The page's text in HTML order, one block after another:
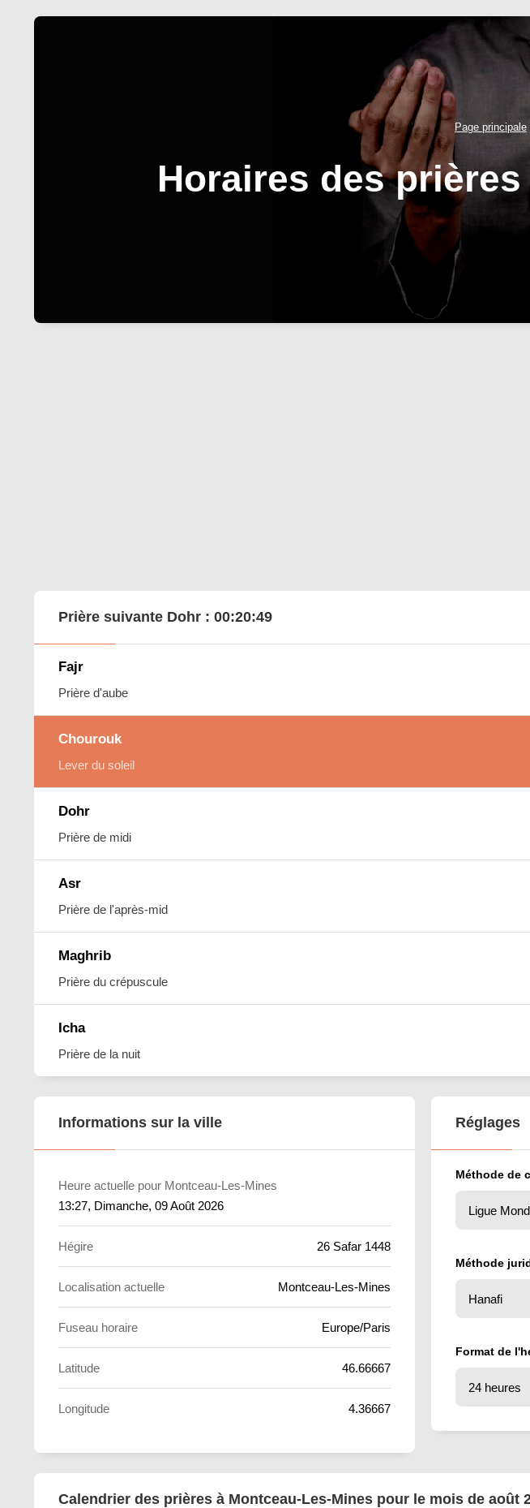
Page principale
Horaires des
Prière suivante Dohr : 00:20:48
Fajr
Prière d'aube
Chourouk
Lever du soleil
Dohr
Prière de midi
Asr
Prière de l'après-mid
Maghrib
Prière du crépuscule
Icha
Prière de la nuit
Informations sur la ville
Heure actuelle pour Montceau-Les-Mines
13:27, Dimanche, 09 Août 2026
Hégire 26 Safar 1448
Localisation actuelle Montceau-Les-Mines
Fuseau horaire Europe/Paris
Latitude 46.66667
Longitude 4.36667
Réglages
Méthode de
Méthode
Format de
Calendrier des prières à Montceau-Les-Mines pour le mois de août